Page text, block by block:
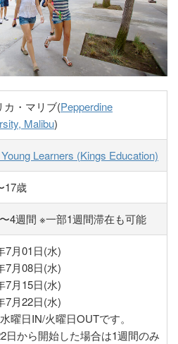
カ・マリブ(Pepperdine
Malibu)
Learners (Kings Education)
17歳
4週間 ※一部1週間滞在も可能
7月01日(水)
7月08日(水)
7月15日(水)
7月22日(水)
曜日IN/火曜日OUTです。
日から開始した場合は1週間のみ